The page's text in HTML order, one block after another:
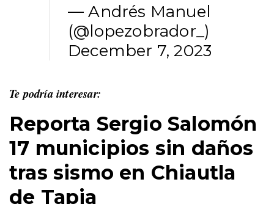
— Andrés Manuel
(@lopezobrador_)
December 7, 2023
Te podría interesar:
Reporta Sergio Salomón
17 municipios sin daños
tras sismo en Chiautla
de Tapia